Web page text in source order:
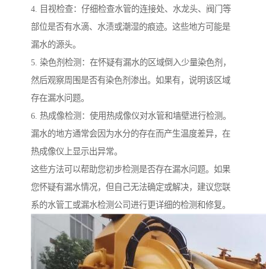
4. 目视检查：仔细检查水管的连接处、水龙头、阀门等
部位是否有水滴、水渍或潮湿的痕迹。这些地方可能是
漏水的源头。
5. 染色剂检测：在怀疑有漏水的区域倒入少量染色剂，
然后观察周围是否有染色剂渗出。如果有，说明该区域
存在漏水问题。
6. 热成像检测：使用热成像仪对水管和墙壁进行检测。
漏水的地方通常会因为水分的存在而产生温度差异，在
热成像仪上显示出异常。
这些方法可以帮助您初步检测是否存在漏水问题。如果
您怀疑有漏水情况，但自己无法确定或解决，建议您联
系的水管工或漏水检测公司进行更详细的检测和修复。